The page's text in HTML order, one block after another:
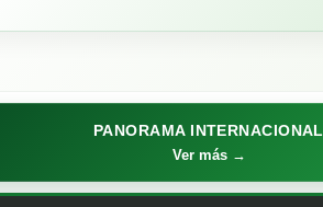
PANORAMA INTERNACIONAL
Ver más →